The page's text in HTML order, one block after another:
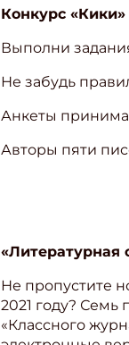
Конкурс «Кики»
Выполни
Не забудь
Анкеты
Авторы пяти
«Литературная
Не пропустите
2021 году? Семь
«Классного